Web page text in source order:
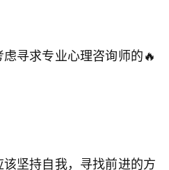
寻求专业心理咨询师的🔥
坚持自我，寻找前进的方